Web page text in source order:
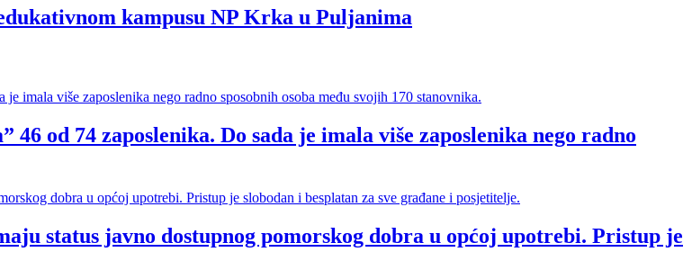
kampusu NP Krka u Puljanima
od 74 zaposlenika. Do sada je imala više zaposlenika nego radno
status javno dostupnog pomorskog dobra u općoj upotrebi. Pristup je